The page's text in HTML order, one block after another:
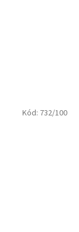
Kód: 732/100